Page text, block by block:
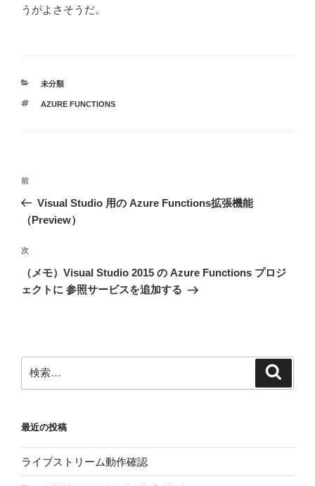
うがよさそうだ。
カ
ゴ
未分類
タ
AZURE FUNCTIONS
投
ナ
ゲ
ー
シ
前
の
投
前
Visual Studio 用の Azure Functions拡張機能
（Preview）
次
の
投
次
（メモ）Visual Studio 2015 の Azure Functions プロジ
ェクトに 参照サービスを追加する
索:
最近の投稿
ライブストリーム動作確認